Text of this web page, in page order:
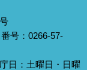
号：0266-57-
日：土曜日・日曜